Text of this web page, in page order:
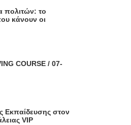
πολιτών: το
κάνουν οι
COURSE / 07-
Εκπαίδευσης στον
VIP